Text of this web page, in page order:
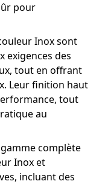
pour
Inox sont
exigences des
tout en offrant
Leur finition haut
tout
au
complète
Inox et
incluant des